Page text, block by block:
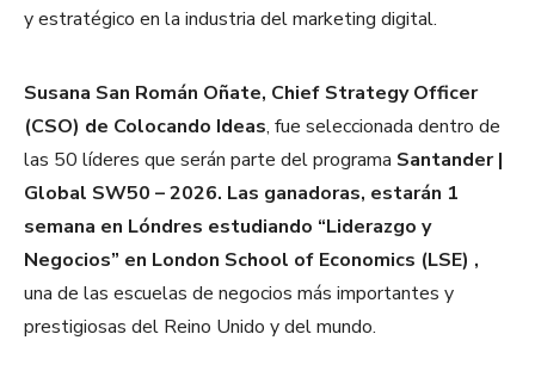
y estratégico en la industria del marketing digital.
Susana San Román Oñate, Chief Strategy Officer
(CSO) de Colocando Ideas, fue seleccionada dentro de
las 50 líderes que serán parte del programa Santander |
Global SW50 – 2026. Las ganadoras, estarán 1
semana en Lóndres estudiando “Liderazgo y
Negocios” en London School of Economics (LSE) ,
una de las escuelas de negocios más importantes y
prestigiosas del Reino Unido y del mundo.